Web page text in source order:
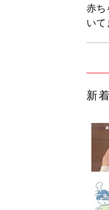
赤ち
いて
新